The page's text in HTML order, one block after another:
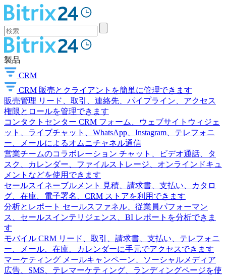
製品
CRM
CRM 販売とクライアントを簡単に管理できます
販売管理 リード、取引、連絡先、パイプライン、アクセス
権限とロールを管理できます
コンタクトセンター CRM フォーム、ウェブサイトウィジェ
ット、ライブチャット、WhatsApp、Instagram、テレフォニ
ー、メールによるオムニチャネル通信
営業チームのコラボレーション チャット、ビデオ通話、タ
スク、カレンダー、ファイルストレージ、オンラインドキュ
メントなどを使用できます
セールスイネーブルメント
見積、請求書、支払い、カタロ
グ、在庫、電子署名、CRM ストアを利用できます
分析とレポート セールスファネル、従業員パフォーマン
ス、セールスインテリジェンス、BI レポートを分析できま
す
モバイル CRM リード、取引、請求書、支払い、テレフォニ
ー、メール、在庫、カレンダーに手元でアクセスできます
マーケティング メールキャンペーン、ソーシャルメディア
広告、SMS、テレマーケティング、ランディングページを使